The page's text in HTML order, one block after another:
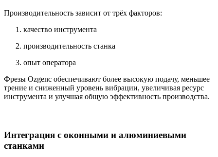
Производительность зависит от трёх факторов:
качество инструмента
производительность станка
опыт оператора
Фрезы Ozgenc обеспечивают более высокую подачу, меньшее
трение и сниженный уровень вибрации, увеличивая ресурс
инструмента и улучшая общую эффективность производства.
Интеграция с оконными и алюминиевыми
станками